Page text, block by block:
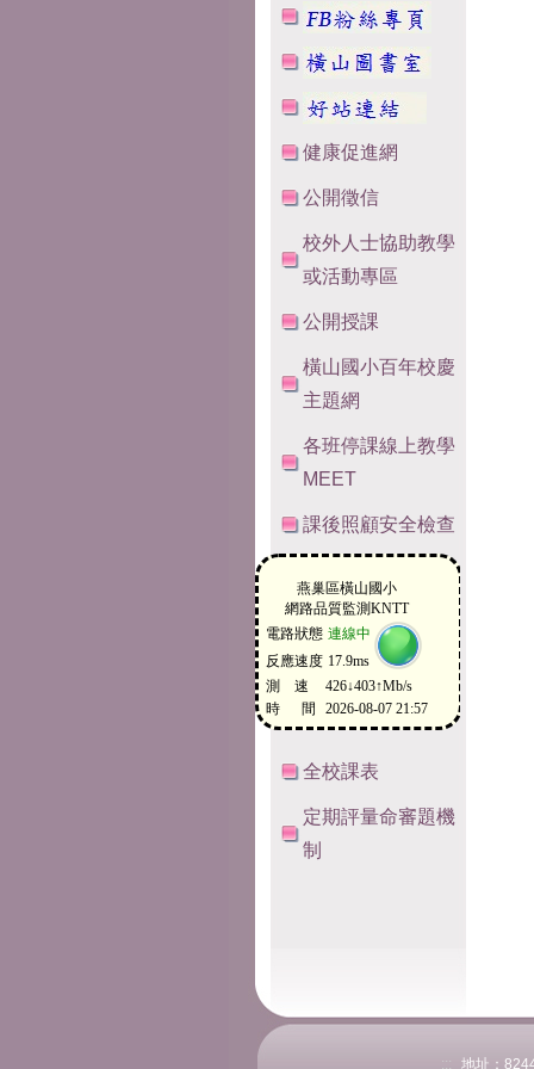
健康促進網
公開徵信
校外人士協助教學
或活動專區
公開授課
橫山國小百年校慶
主題網
各班停課線上教學
MEET
課後照顧安全檢查
全校課表
定期評量命審題機
制
::: 地址：